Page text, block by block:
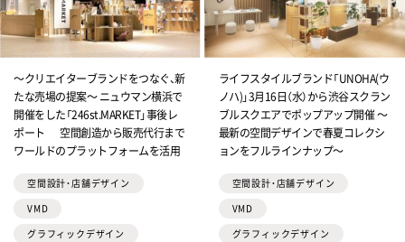
～クリエイターブランドをつなぐ、新
たな売場の提案～ ニュウマン横浜で
開催をした「246st.MARKET」事後レ
ポート 空間創造から販売代行まで
ワールドのプラットフォームを活用
空間設計・店舗デザイン
VMD
グラフィックデザイン
ライフスタイルブランド「UNOHA(ウ
ノハ)」3月16日（水）から渋谷スクラン
ブルスクエアでポップアップ開催 ～
最新の空間デザインで春夏コレクシ
ョンをフルラインナップ～
空間設計・店舗デザイン
VMD
グラフィックデザイン